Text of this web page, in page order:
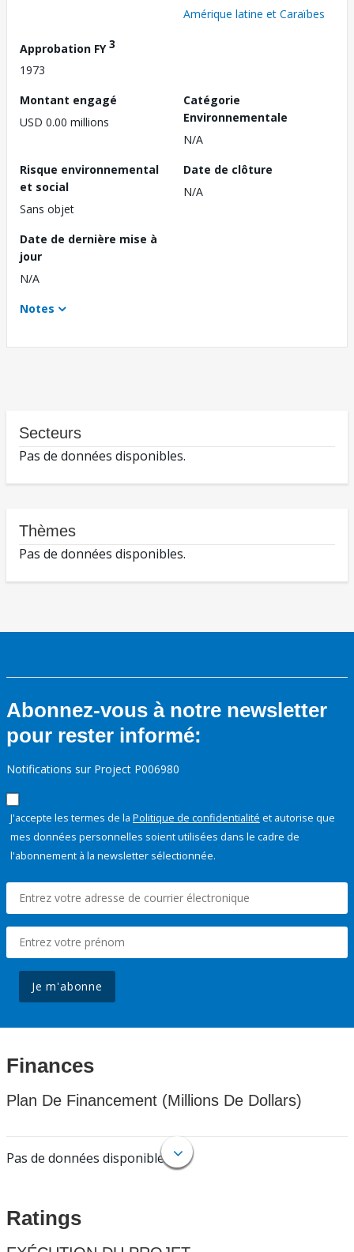
Amérique latine et Caraïbes
Approbation FY3
1973
Montant engagé
USD 0.00 millions
Catégorie
Environnementale
N/A
Risque environnemental
et social
Sans objet
Date de clôture
N/A
Date de dernière mise à
jour
N/A
Notes
Secteurs
Pas de données disponibles.
Thèmes
Pas de données disponibles.
Abonnez-vous à notre newsletter
pour rester informé:
Notifications sur Project P006980
J'accepte les termes de la Politique de confidentialité et autorise que
mes données personnelles soient utilisées dans le cadre de
l'abonnement à la newsletter sélectionnée.
Je m'abonne
Finances
Plan De Financement (Millions De Dollars)
Pas de données disponibles.
Ratings